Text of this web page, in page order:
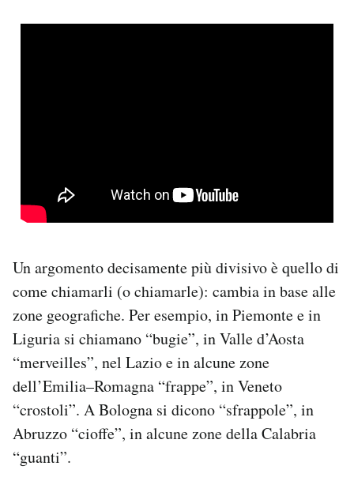
Un argomento decisamente più divisivo è quello di
come chiamarli (o chiamarle): cambia in base alle
zone geografiche. Per esempio, in Piemonte e in
Liguria si chiamano “bugie”, in Valle d’Aosta
“merveilles”, nel Lazio e in alcune zone
dell’Emilia–Romagna “frappe”, in Veneto
“crostoli”. A Bologna si dicono “sfrappole”, in
Abruzzo “cioffe”, in alcune zone della Calabria
“guanti”.